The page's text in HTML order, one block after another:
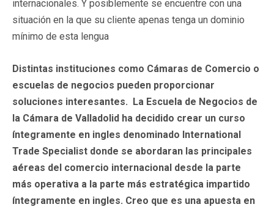
internacionales. Y posiblemente se encuentre con una
situación en la que su cliente apenas tenga un dominio
mínimo de esta lengua
Distintas instituciones como Cámaras de Comercio o
escuelas de negocios pueden proporcionar
soluciones interesantes. La Escuela de Negocios de
la Cámara de Valladolid ha decidido crear un curso
íntegramente en ingles denominado International
Trade Specialist donde se abordaran las principales
aéreas del comercio internacional desde la parte
más operativa a la parte más estratégica impartido
íntegramente en ingles. Creo que es una apuesta en